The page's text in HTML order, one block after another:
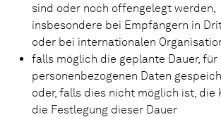
sind oder noch offengelegt werden,
insbesondere bei Empfängern in
oder bei internationalen
falls möglich die geplante Dauer, für
personenbezogenen Daten
oder, falls dies nicht möglich ist, die
die Festlegung dieser Dauer